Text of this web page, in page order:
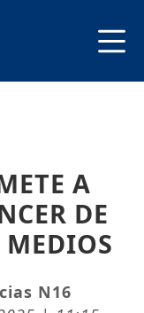
A
DE
N16